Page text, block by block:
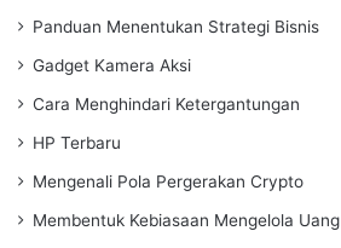
Panduan Menentukan Strategi Bisnis
Gadget Kamera Aksi
Cara Menghindari Ketergantungan
HP Terbaru
Mengenali Pola Pergerakan Crypto
Membentuk Kebiasaan Mengelola Uang